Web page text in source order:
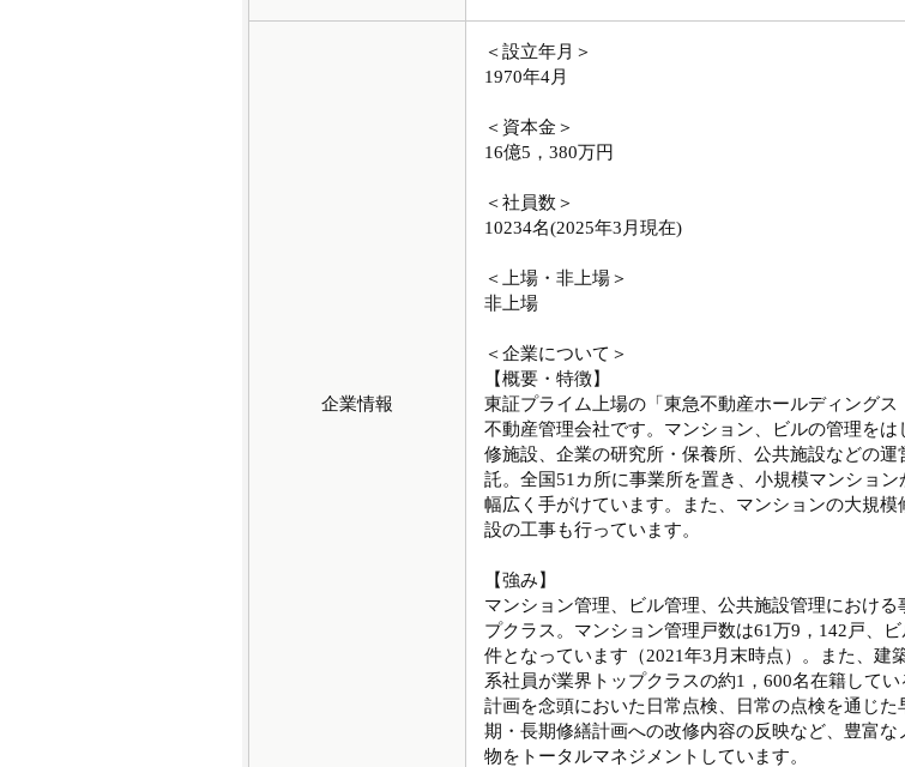
企業情報
＜設立年月＞
1970年4月
＜資本金＞
16億5，380万円
＜社員数＞
10234名(2025年3月現在)
＜上場・非上場＞
非上場
＜企業について＞
【概要・特徴】
東証プライム上場の「東急不動産ホールディングス
不動産管理会社です。マンション、ビルの管理をは
修施設、企業の研究所・保養所、公共施設などの運
託。全国51カ所に事業所を置き、小規模マンショ
幅広く手がけています。また、マンションの大規模
設の工事も行っています。
【強み】
マンション管理、ビル管理、公共施設管理における
プクラス。マンション管理戸数は61万9，142戸、
件となっています（2021年3月末時点）。また、建
系社員が業界トップクラスの約1，600名在籍して
計画を念頭においた日常点検、日常の点検を通じた
期・長期修繕計画への改修内容の反映など、豊富な
物をトータルマネジメントしています。